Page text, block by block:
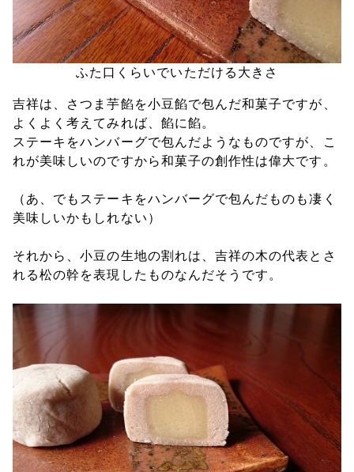
ふた口くらいでいただける大きさ
吉祥は、さつま芋餡を小豆餡で包んだ和菓子ですが、
よくよく考えてみれば、餡に餡。
ステーキをハンバーグで包んだようなものですが、こ
れが美味しいのですから和菓子の創作性は偉大です。
（あ、でもステーキをハンバーグで包んだものも凄く
美味しいかもしれない）
それから、小豆の生地の割れは、吉祥の木の代表とさ
れる松の幹を表現したものなんだそうです。